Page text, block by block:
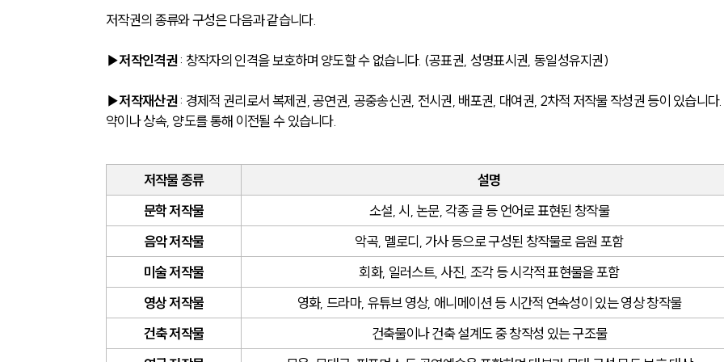
저작권의 종류와 구성은 다음과 같습니다.
▶저작인격권 : 창작자의 인격을 보호하며 양도할 수 없습니다. (공표권, 성명표시권, 동일성유지권)
▶저작재산권 : 경제적 권리로서 복제권, 공연권, 공중송신권, 전시권, 배포권, 대여권, 2차적 저작물 작성권 등이 있습니다
약이나 상속, 양도를 통해 이전될 수 있습니다.
저작물 종류
설명
문학 저작물
소설, 시, 논문, 각종 글 등 언어로 표현된 창작물
음악 저작물
악곡, 멜로디, 가사 등으로 구성된 창작물로 음원 포함
미술 저작물
회화, 일러스트, 사진, 조각 등 시각적 표현물을 포함
영상 저작물
영화, 드라마, 유튜브 영상, 애니메이션 등 시간적 연속성이 있는 영상 창작물
건축 저작물
건축물이나 건축 설계도 중 창작성 있는 구조물